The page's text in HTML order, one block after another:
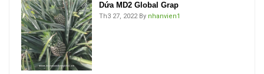
Dứa MD2 Global Grap
Th3 27, 2022 By nhanvien1